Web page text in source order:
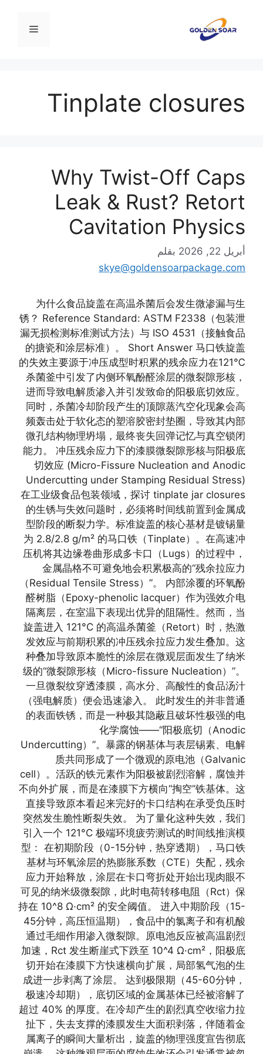
المحتوى
القائمة
Tinplate closures
Why Twist-Off Caps
Leak & Rust? Retort
Cavitation Physics
أبريل 22, 2026
بقلم
skye@goldensoarpackage.com
为什么食品旋盖在高温杀菌后会发生微渗漏与生
锈？ Reference Standard: ASTM F2338（包装泄
漏无损检测标准测试方法）与 ISO 4531（接触食品
的搪瓷和涂层标准）。 Short Answer 马口铁旋盖
的失效主要源于冲压成型时积累的残余应力在121℃
杀菌釜中引发了内侧环氧酚醛涂层的微裂隙形核，
进而导致电解质渗入并引发致命的阳极底切效应。
同时，杀菌冷却阶段产生的顶隙蒸汽空化现象会高
频轰击处于软化态的塑溶胶密封垫圈，导致其内部
微孔结构物理坍塌，最终丧失回弹记忆与真空锁闭
能力。 冲压残余应力下的漆膜微裂隙形核与阳极底
切效应 (Micro-Fissure Nucleation and Anodic
Undercutting under Stamping Residual Stress)
在工业级食品包装领域，探讨 tinplate jar closures
的生锈与失效问题时，必须将时间线前置到金属成
型阶段的断裂力学。标准旋盖的核心基材是镀锡量
为 2.8/2.8 g/m² 的马口铁（Tinplate）。在高速冲
压机将其边缘卷曲形成多卡口（Lugs）的过程中，
金属晶格不可避免地会积累极高的“残余拉应力
（Residual Tensile Stress）”。 内部涂覆的环氧酚
醛树脂（Epoxy-phenolic lacquer）作为强效介电
隔离层，在室温下表现出优异的阻隔性。然而，当
旋盖进入 121°C 的高温杀菌釜（Retort）时，热激
发效应与前期积累的冲压残余拉应力发生叠加。这
种叠加导致原本脆性的涂层在微观层面发生了纳米
级的“微裂隙形核（Micro-fissure Nucleation）”。
一旦微裂纹穿透漆膜，高水分、高酸性的食品汤汁
（强电解质）便会迅速渗入。 此时发生的并非普通
的表面铁锈，而是一种极其隐蔽且破坏性极强的电
化学腐蚀——“阳极底切（Anodic
Undercutting）”。暴露的钢基体与表层锡素、电解
质共同形成了一个微观的原电池（Galvanic
cell）。活跃的铁元素作为阳极被剧烈溶解，腐蚀并
不向外扩展，而是在漆膜下方横向“掏空”铁基体。这
直接导致原本看起来完好的卡口结构在承受负压时
突然发生脆性断裂失效。 为了量化这种失效，我们
引入一个 121°C 极端环境疲劳测试的时间线推演模
型： 在初期阶段（0-15分钟，热穿透期），马口铁
基材与环氧涂层的热膨胀系数（CTE）失配，残余
应力开始释放，涂层在卡口弯折处开始出现肉眼不
可见的纳米级微裂隙，此时电荷转移电阻（Rct）保
持在 10^8 Ω·cm² 的安全阈值。 进入中期阶段（15-
45分钟，高压恒温期），食品中的氯离子和有机酸
通过毛细作用渗入微裂隙。原电池反应被高温剧烈
加速，Rct 发生断崖式下跌至 10^4 Ω·cm²，阳极底
切开始在漆膜下方快速横向扩展，局部氢气泡的生
成进一步剥离了涂层。 达到极限期（45-60分钟，
极速冷却期），底切区域的金属基体已经被溶解了
超过 40% 的厚度。在冷却产生的剧烈真空收缩力拉
扯下，失去支撑的漆膜发生大面积剥落，伴随着金
属离子的瞬间大量析出，旋盖的物理强度宣告彻底